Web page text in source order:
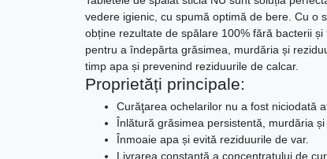
vedere igienic, cu spumă optimă de bere. Cu o
obține rezultate de spălare 100% fără bacterii
pentru a îndepărta grăsimea, murdăria și
timp apa și prevenind reziduurile de calcar.
Proprietăți principale:
Curăţarea ochelarilor nu a fost niciodată
Înlătură grăsimea persistentă, murdăria
Înmoaie apa și evită reziduurile de var.
Livrarea constantă a concentratului de